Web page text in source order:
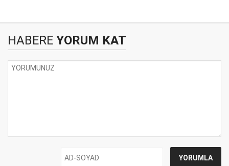
HABERE YORUM KAT